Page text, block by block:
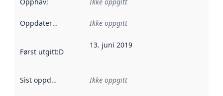
Oppdateringsfrekvens :
Ikke oppgitt
Først utgitt:Denne datoen sier når dataene i dette
13. juni 2019
Sist oppdatert Ikke oppgitt